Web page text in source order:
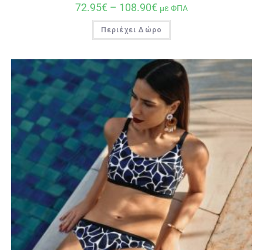
72.95€ – 108.90€ με ΦΠΑ
Περιέχει Δώρο